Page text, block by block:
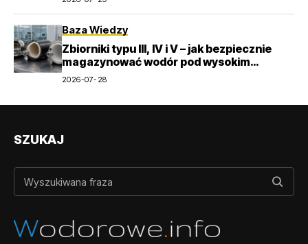
Baza Wiedzy
Zbiorniki typu III, IV i V – jak bezpiecznie
magazynować wodór pod wysokim
ciśnieniem?
2026-07-28
SZUKAJ